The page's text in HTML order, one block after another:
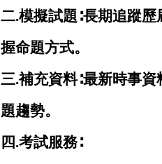
二.模擬試題∶長期追蹤
握命題方式。
三.補充資料∶最新時事
題趨勢。
四.考試服務∶